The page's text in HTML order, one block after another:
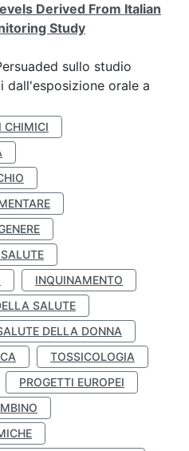
Derived From Italian
Study
sullo studio
dall'esposizione orale a
CHIMICI
INQUINAMENTO
SALUTE
DELLA DONNA
TOSSICOLOGIA
PROGETTI EUROPEI